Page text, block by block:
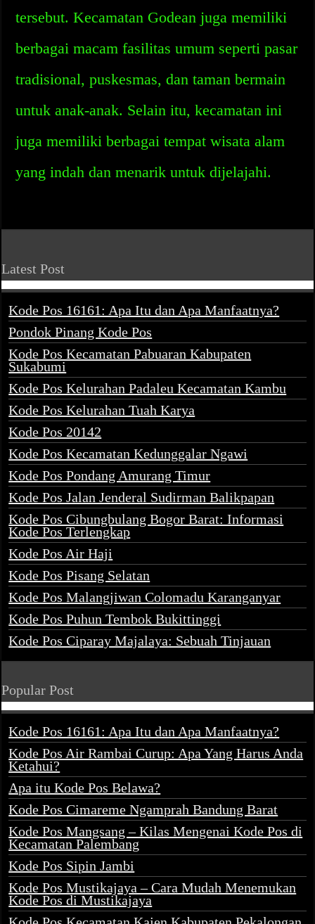
tersebut. Kecamatan Godean juga memiliki
berbagai macam fasilitas umum seperti pasar
tradisional, puskesmas, dan taman bermain
untuk anak-anak. Selain itu, kecamatan ini
juga memiliki berbagai tempat wisata alam
yang indah dan menarik untuk dijelajahi.
Latest Post
Kode Pos 16161: Apa Itu dan Apa Manfaatnya?
Pondok Pinang Kode Pos
Kode Pos Kecamatan Pabuaran Kabupaten
Sukabumi
Kode Pos Kelurahan Padaleu Kecamatan Kambu
Kode Pos Kelurahan Tuah Karya
Kode Pos 20142
Kode Pos Kecamatan Kedunggalar Ngawi
Kode Pos Pondang Amurang Timur
Kode Pos Jalan Jenderal Sudirman Balikpapan
Kode Pos Cibungbulang Bogor Barat: Informasi
Kode Pos Terlengkap
Kode Pos Air Haji
Kode Pos Pisang Selatan
Kode Pos Malangjiwan Colomadu Karanganyar
Kode Pos Puhun Tembok Bukittinggi
Kode Pos Ciparay Majalaya: Sebuah Tinjauan
Popular Post
Kode Pos 16161: Apa Itu dan Apa Manfaatnya?
Kode Pos Air Rambai Curup: Apa Yang Harus Anda
Ketahui?
Apa itu Kode Pos Belawa?
Kode Pos Cimareme Ngamprah Bandung Barat
Kode Pos Mangsang – Kilas Mengenai Kode Pos di
Kecamatan Palembang
Kode Pos Sipin Jambi
Kode Pos Mustikajaya – Cara Mudah Menemukan
Kode Pos di Mustikajaya